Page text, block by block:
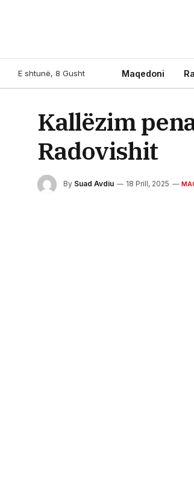
E shtunë, 8 Gusht Maqedoni
Kallëzim
Radovishit
By Suad Avdiu 18 Prill, 2025